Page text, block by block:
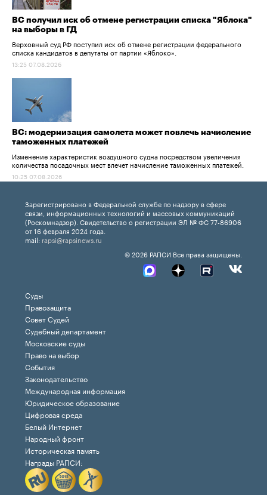
ВС получил иск об отмене регистрации списка "Яблока"
на выборы в ГД
Верховный суд РФ поступил иск об отмене регистрации федерального
списка кандидатов в депутаты от партии «Яблоко».
13:25 07.08.2026
ВС: модернизация самолета может повлечь начисление
таможенных платежей
Изменение характеристик воздушного судна посредством увеличения
количества посадочных мест влечет начисление таможенных платежей.
10:25 07.08.2026
Зарегистрировано в Федеральной службе по надзору в сфере
связи, информационных технологий и массовых коммуникаций
(Роскомнадзор). Свидетельство о регистрации ЭЛ № ФС 77-86906
от 16 февраля 2024 года.
mail: rapsi@rapsinews.ru
© 2026 РАПСИ Все права защищены.
Суды
Правозащита
Совет Судей
Судебный департамент
Московские суды
Право на выбор
События
Законодательство
Международная информация
Юридическое образование
Цифровая среда
Белый Интернет
Народный фронт
Историческая память
Награды РАПСИ: